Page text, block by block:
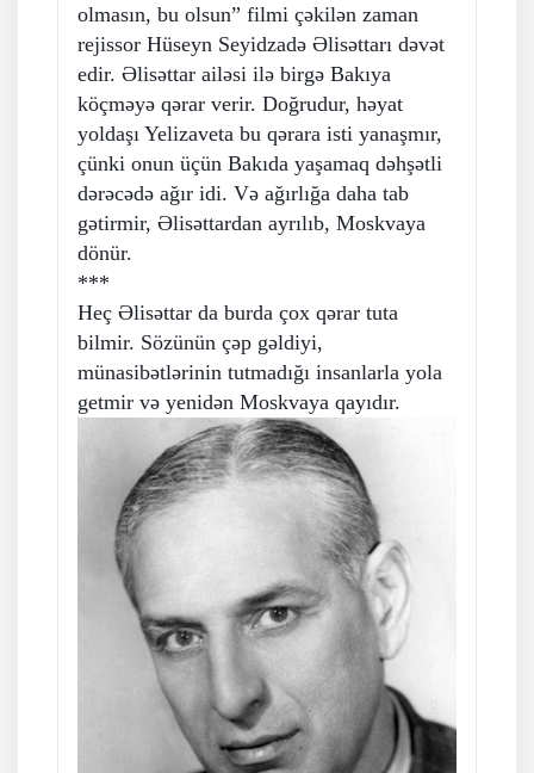
olmasın, bu olsun” filmi çəkilən zaman
rejissor Hüseyn Seyidzadə Əlisəttarı dəvət
edir. Əlisəttar ailəsi ilə birgə Bakıya
köçməyə qərar verir. Doğrudur, həyat
yoldaşı Yelizaveta bu qərara isti yanaşmır,
çünki onun üçün Bakıda yaşamaq dəhşətli
dərəcədə ağır idi. Və ağırlığa daha tab
gətirmir, Əlisəttardan ayrılıb, Moskvaya
dönür.
***
Heç Əlisəttar da burda çox qərar tuta
bilmir. Sözünün çəp gəldiyi,
münasibətlərinin tutmadığı insanlarla yola
getmir və yenidən Moskvaya qayıdır.